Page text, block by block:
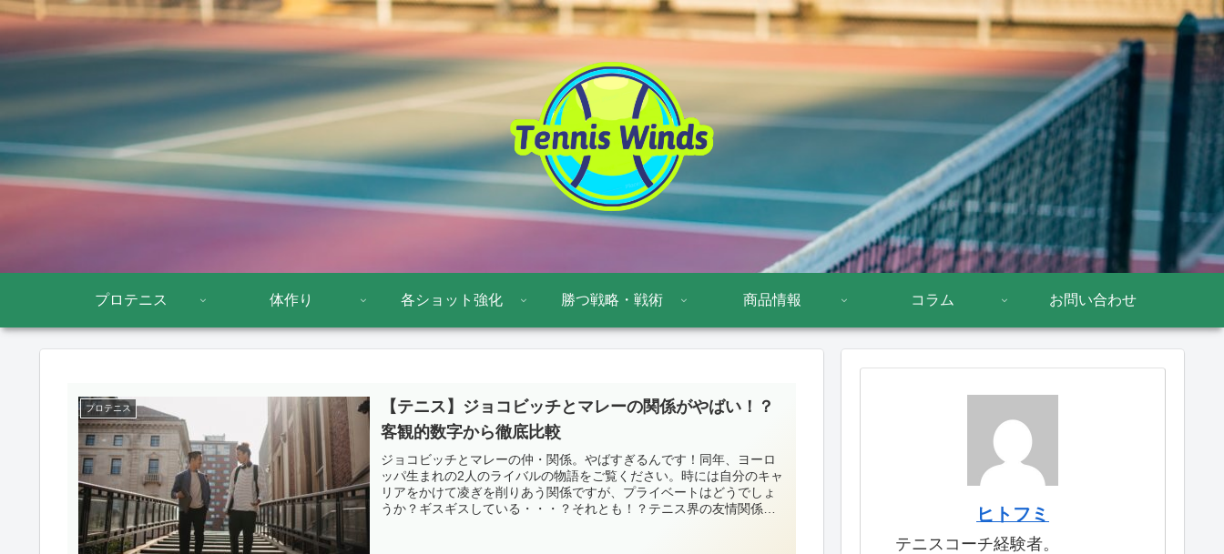
プロテニス 体作り 各ショット強化 勝つ戦略・戦術 商品情報 コラム お問い合わせ
プロテニス
【テニス】ジョコビッチとマレーの関係がやばい！？
客観的数字から徹底比較
ジョコビッチとマレーの仲・関係。やばすぎるんです！同年、ヨーロ
ッパ生まれの2人のライバルの物語をご覧ください。時には自分のキャ
リアをかけて凌ぎを削りあう関係ですが、プライベートはどうでしょ
うか？ギスギスしている・・・？それとも！？テニス界の友情関係を
ヒトフミ
テニスコーチ経験者。